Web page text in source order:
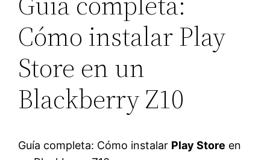
Cómo instalar Play
Store en un
Blackberry Z10
Guía completa: Cómo instalar Play Store en